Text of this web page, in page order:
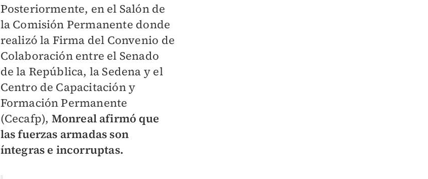
Posteriormente, en el Salón de
la Comisión Permanente donde
realizó la Firma del Convenio de
Colaboración entre el Senado
de la República, la Sedena y el
Centro de Capacitación y
Formación Permanente
(Cecafp), Monreal afirmó que
las fuerzas armadas son
íntegras e incorruptas.